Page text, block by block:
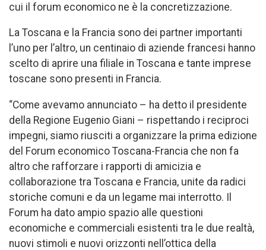
cui il forum economico ne è la concretizzazione.
La Toscana e la Francia sono dei partner importanti
l’uno per l’altro, un centinaio di aziende francesi hanno
scelto di aprire una filiale in Toscana e tante imprese
toscane sono presenti in Francia.
“Come avevamo annunciato – ha detto il presidente
della Regione Eugenio Giani – rispettando i reciproci
impegni, siamo riusciti a organizzare la prima edizione
del Forum economico Toscana-Francia che non fa
altro che rafforzare i rapporti di amicizia e
collaborazione tra Toscana e Francia, unite da radici
storiche comuni e da un legame mai interrotto. Il
Forum ha dato ampio spazio alle questioni
economiche e commerciali esistenti tra le due realtà,
nuovi stimoli e nuovi orizzonti nell’ottica della